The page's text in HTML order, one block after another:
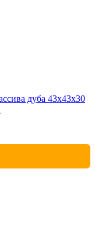
дуба 43х43х30